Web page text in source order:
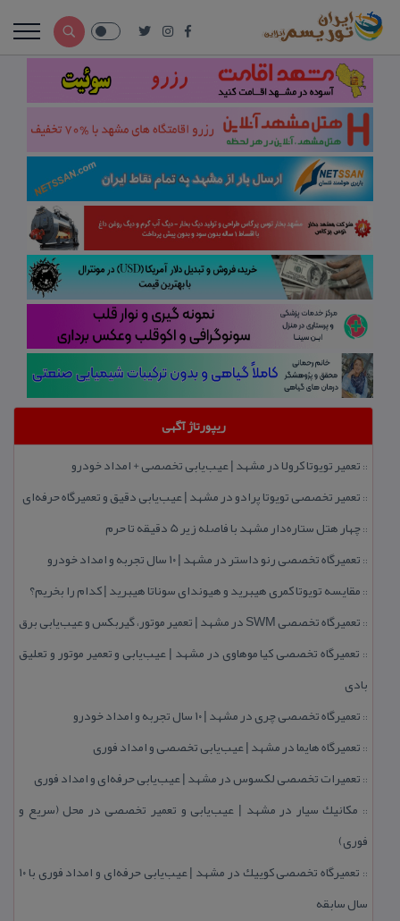
ریپورتاژ آگهی
:: تعمیر تویوتا كرولا در مشهد | عیب‌یابی تخصصی + امداد خودرو
:: تعمیر تخصصی تویوتا پرادو در مشهد | عیب‌یابی دقیق و تعمیرگاه حرفه‌ای
::چهار هتل‌ ستاره‌دار مشهد با فاصله زیر 5 دقیقه تا حرم
:: تعمیرگاه تخصصی رنو داستر در مشهد | ۱۰ سال تجربه و امداد خودرو
:: مقایسه تویوتا كمری هیبرید و هیوندای سوناتا هیبرید | كدام را بخریم؟
:: تعمیرگاه تخصصی SWM در مشهد | تعمیر موتور، گیربكس و عیب‌یابی برق
:: تعمیرگاه تخصصی كیا موهاوی در مشهد | عیب‌یابی و تعمیر موتور و تعلیق
بادی
:: تعمیرگاه تخصصی چری در مشهد | ۱۰ سال تجربه و امداد خودرو
:: تعمیرگاه هایما در مشهد | عیب‌یابی تخصصی و امداد فوری
:: تعمیرات تخصصی لكسوس در مشهد | عیب‌یابی حرفه‌ای و امداد فوری
:: مكانیك سیار در مشهد | عیب‌یابی و تعمیر تخصصی در محل (سریع و
فوری)
::
تعمیرگاه تخصصی كوییك در مشهد | عیب‌یابی حرفه‌ای و امداد فوری با ۱۰
سال سابقه